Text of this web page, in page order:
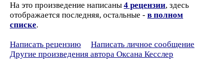
На это произведение написаны 4 рецензии, здесь
отображается последняя, остальные - в полном
списке.
Написать рецензию
Написать личное сообщение
Другие произведения автора Оксана Кесслер